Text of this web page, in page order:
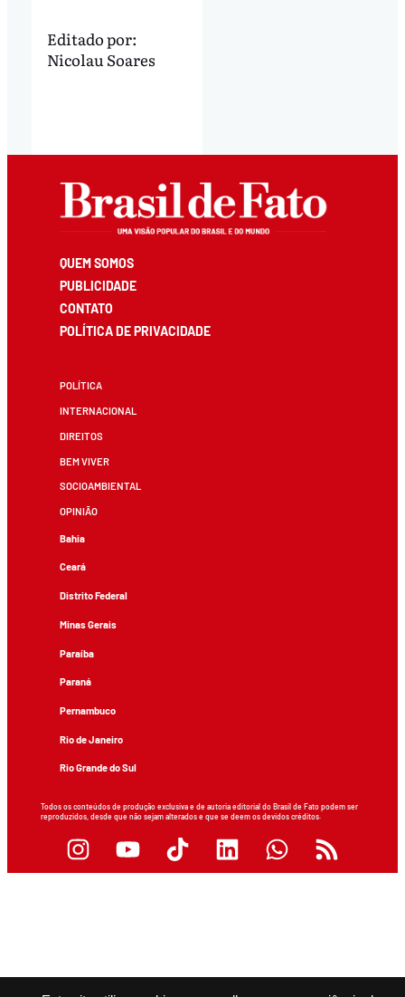
Editado por:
Nicolau Soares
QUEM SOMOS
PUBLICIDADE
CONTATO
POLÍTICA DE PRIVACIDADE
POLÍTICA
INTERNACIONAL
DIREITOS
BEM VIVER
SOCIOAMBIENTAL
OPINIÃO
Bahia
Ceará
Distrito Federal
Minas Gerais
Paraíba
Paraná
Pernambuco
Rio de Janeiro
Rio Grande do Sul
Todos os conteúdos de produção exclusiva e de autoria editorial do Brasil de Fato podem ser
reproduzidos, desde que não sejam alterados e que se deem os devidos créditos.